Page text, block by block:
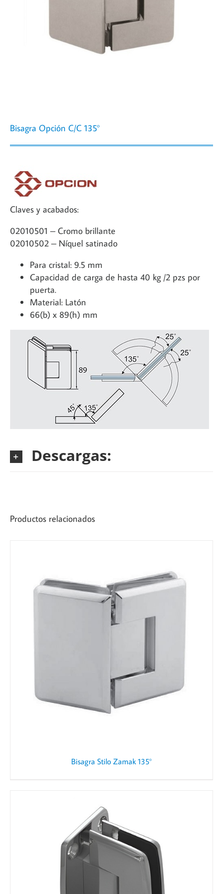
Bisagra Opción C/C 135°
Claves y acabados:
02010501 – Cromo brillante
02010502 – Níquel satinado
Para cristal: 9.5 mm
Capacidad de carga de hasta 40 kg /2 pzs por
puerta.
Material: Latón
66(b) x 89(h) mm
Descargas:
Productos relacionados
Bisagra Stilo Zamak 135°